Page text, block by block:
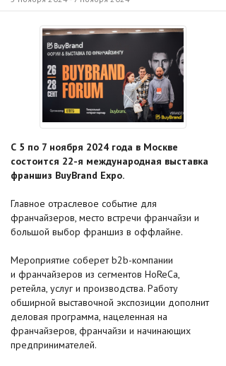
С 5 по 7 ноября 2024 года в Москве
состоится 22-я международная выставка
франшиз BuyBrand Expo.
Главное отраслевое событие для
франчайзеров, место встречи франчайзи и
большой выбор франшиз в оффлайне.
Мероприятие соберет b2b-компании
и франчайзеров из сегментов HoReCa,
ретейла, услуг и производства. Работу
обширной выставочной экспозиции дополнит
деловая программа, нацеленная на
франчайзеров, франчайзи и начинающих
предпринимателей.